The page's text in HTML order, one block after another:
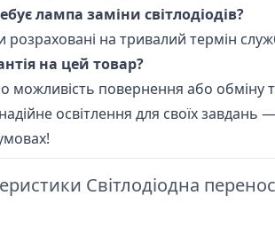
лампа заміни світлодіодів?
розраховані на тривалий термін
на цей товар?
можливість повернення або обміну
освітлення для своїх завдань
Світлодіодна